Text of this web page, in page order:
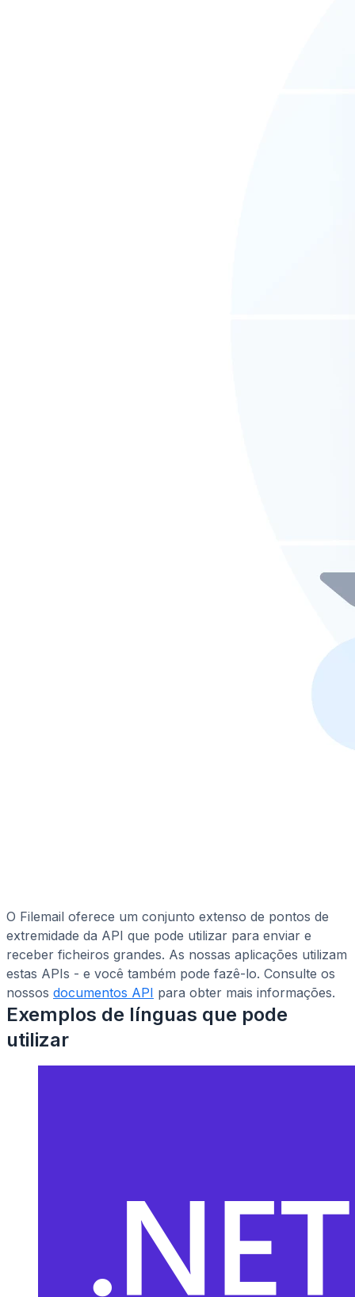
O Filemail oferece um conjunto extenso de pontos de
extremidade da API que pode utilizar para enviar e
receber ficheiros grandes. As nossas aplicações utilizam
estas APIs - e você também pode fazê-lo. Consulte os
nossos documentos API para obter mais informações.
Exemplos de línguas que pode
utilizar